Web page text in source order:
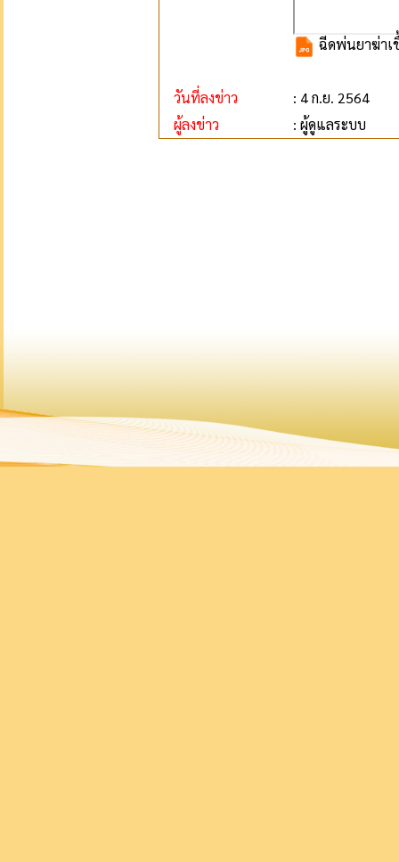
ฉีดพ่นยาฆ่าเ
วันที่ลงข่าว
: 4 ก.ย. 2564
ผู้ลงข่าว
: ผู้ดูแลระบบ